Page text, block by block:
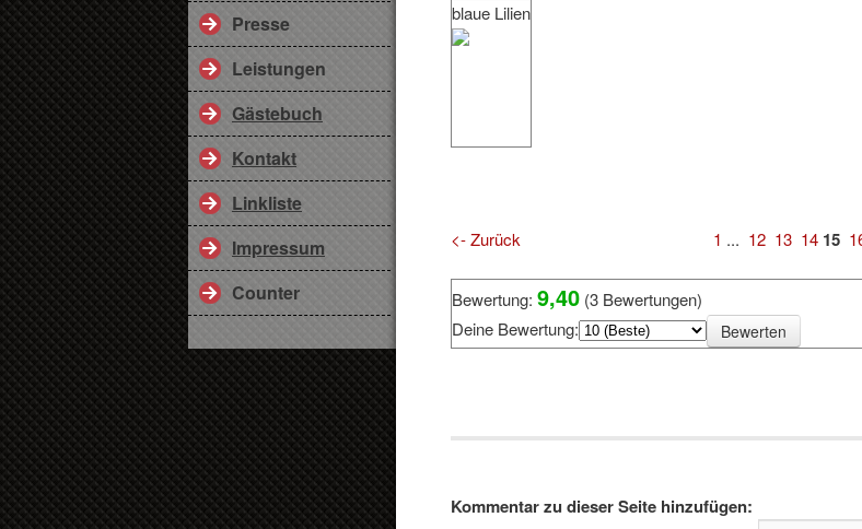
Presse
Leistungen
Gästebuch
Kontakt
Linkliste
Impressum
Counter
blaue Lilien
<- Zurück 1 ... 12 13 14 15
Bewertung: 9,40 (3 Bewertungen)
Deine Bewertung:
Kommentar zu dieser Seite hinzufügen: